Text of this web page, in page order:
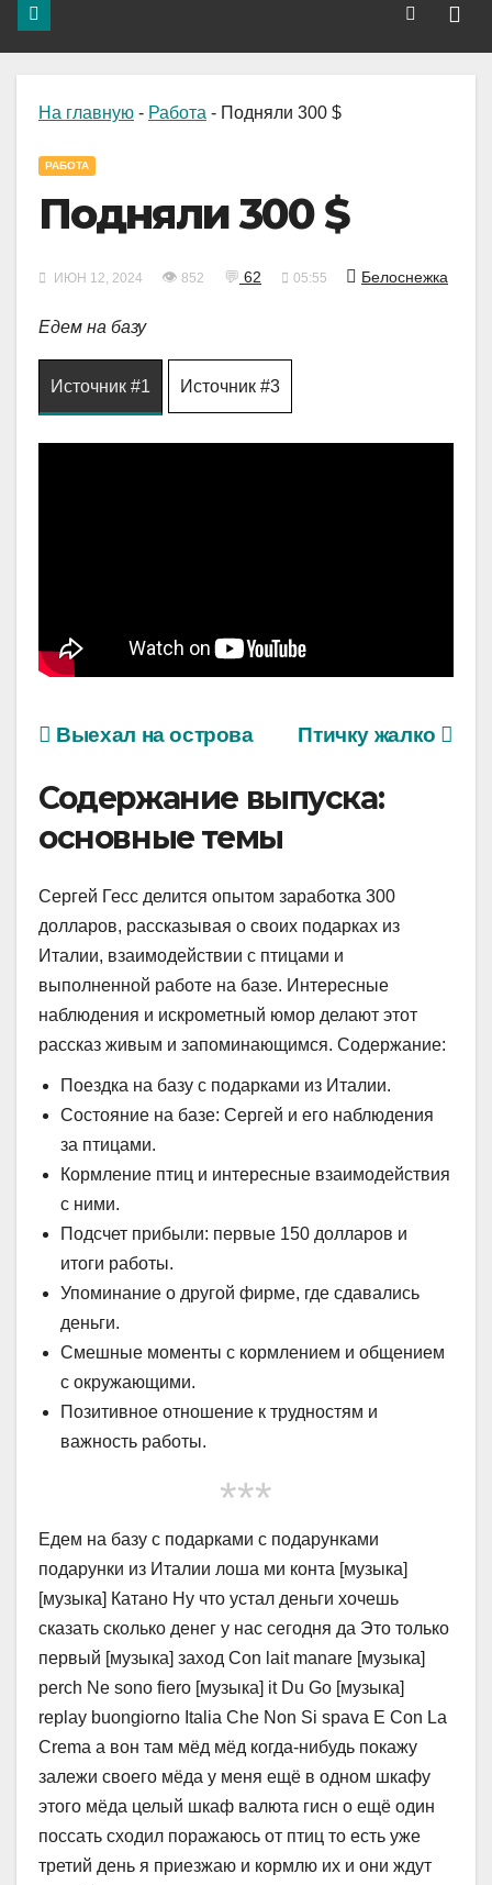
На главную - Работа - Подняли 300 $
РАБОТА
Подняли 300 $
ИЮН 12, 2024 👁 852 💬 62 05:55 Белоснежка
Едем на базу
Источник #1 Источник #3
Птичку жалко
Выехал на острова
Содержание выпуска:
основные темы
Сергей Гесс делится опытом заработка 300
долларов, рассказывая о своих подарках из
Италии, взаимодействии с птицами и
выполненной работе на базе. Интересные
наблюдения и искрометный юмор делают этот
рассказ живым и запоминающимся. Содержание:
Поездка на базу с подарками из Италии.
Состояние на базе: Сергей и его наблюдения
за птицами.
Кормление птиц и интересные взаимодействия
с ними.
Подсчет прибыли: первые 150 долларов и
итоги работы.
Упоминание о другой фирме, где сдавались
деньги.
Смешные моменты с кормлением и общением
с окружающими.
Позитивное отношение к трудностям и
важность работы.
***
Едем на базу с подарками с подарунками
подарунки из Италии лоша ми конта [музыка]
[музыка] Катано Ну что устал деньги хочешь
сказать сколько денег у нас сегодня да Это только
первый [музыка] заход Con lait manare [музыка]
perch Ne sono fiero [музыка] it Du Go [музыка]
replay buongiorno Italia Che Non Si spava E Con La
Crema а вон там мёд мёд когда-нибудь покажу
залежи своего мёда у меня ещё в одном шкафу
этого мёда целый шкаф валюта гисн о ещё один
поссать сходил поражаюсь от птиц то есть уже
третий день я приезжаю и кормлю их и они ждут